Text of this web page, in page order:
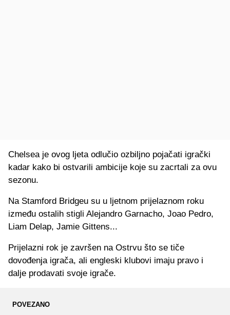
Chelsea je ovog ljeta odlučio ozbiljno pojačati igrački
kadar kako bi ostvarili ambicije koje su zacrtali za ovu
sezonu.
Na Stamford Bridgeu su u ljetnom prijelaznom roku
između ostalih stigli Alejandro Garnacho, Joao Pedro,
Liam Delap, Jamie Gittens...
Prijelazni rok je završen na Ostrvu što se tiče
dovođenja igrača, ali engleski klubovi imaju pravo i
dalje prodavati svoje igrače.
POVEZANO